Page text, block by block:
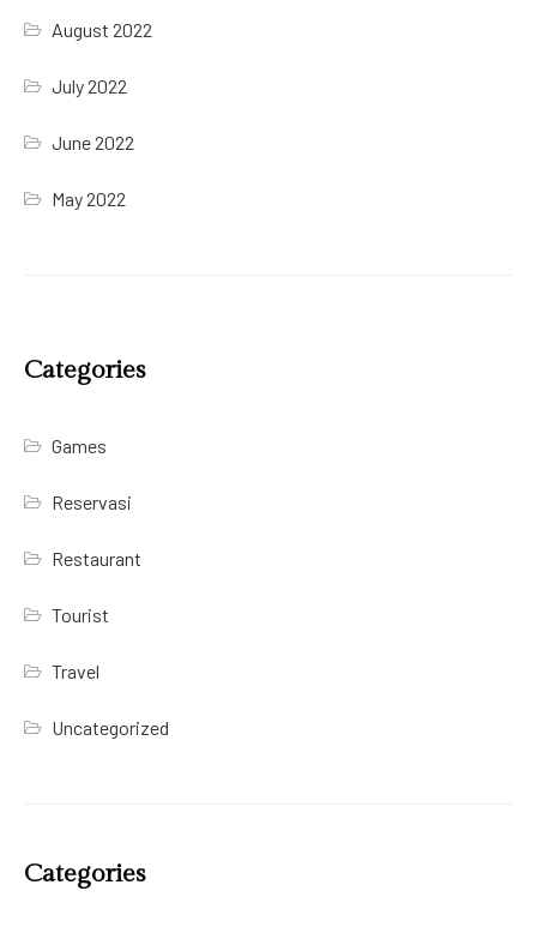
August 2022
July 2022
June 2022
May 2022
Categories
Games
Reservasi
Restaurant
Tourist
Travel
Uncategorized
Categories